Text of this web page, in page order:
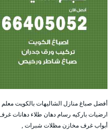
أفضل صباغ منازل الشاليهات بالكويت
ارضيات باركيه رسام دهان طلاء دهانات
أبواب غرف مخازن مظلات شبرات ,